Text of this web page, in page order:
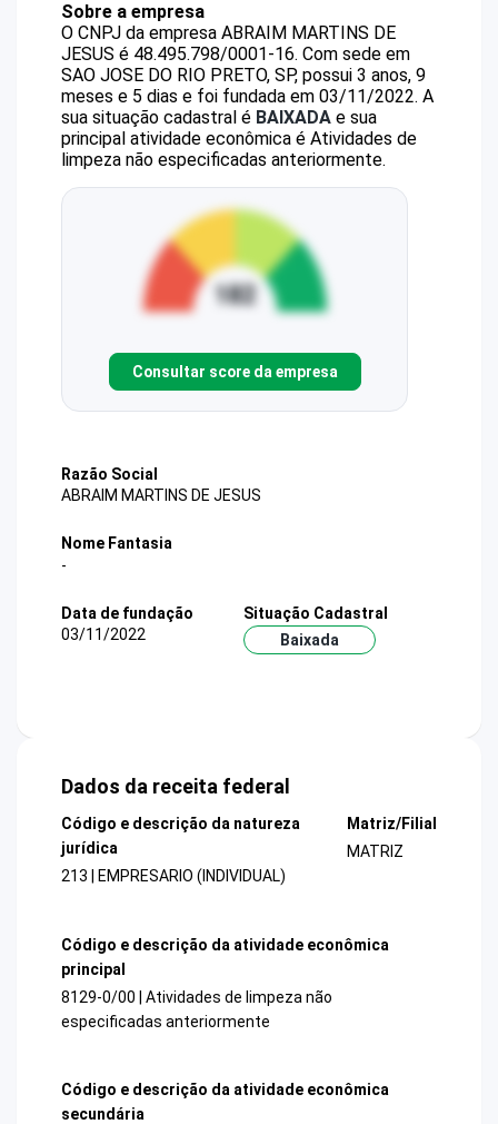
Sobre a empresa
O CNPJ da empresa ABRAIM MARTINS DE
JESUS é 48.495.798/0001-16. Com sede em
SAO JOSE DO RIO PRETO, SP, possui 3 anos, 9
meses e 5 dias e foi fundada em 03/11/2022. A
sua situação cadastral é BAIXADA e sua
principal atividade econômica é Atividades de
limpeza não especificadas anteriormente.
Consultar score da empresa
Razão Social
ABRAIM MARTINS DE JESUS
Nome Fantasia
-
Data de fundação
03/11/2022
Situação Cadastral
Baixada
Dados da receita federal
Código e descrição da natureza
jurídica
213 | EMPRESARIO (INDIVIDUAL)
Matriz/Filial
MATRIZ
Código e descrição da atividade econômica
principal
8129-0/00 | Atividades de limpeza não
especificadas anteriormente
Código e descrição da atividade econômica
secundária